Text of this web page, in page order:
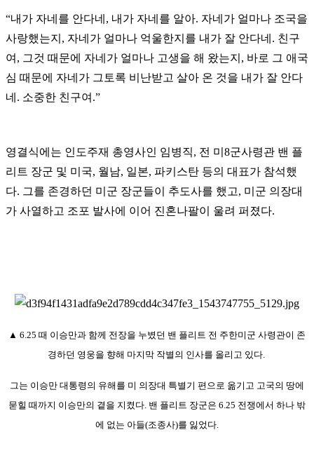
“내가 자네를 안다네, 내가 자네를 알아. 자네가 얼마나 조국을
사랑했는지, 자네가 얼마나 억울한지를 내가 잘 안다네. 친구
여, 그것 때문에 자네가 얼마나 고생을 해 왔는지, 바로 그 애국
심 때문에 자네가 그토록 비난받고 살아 온 것을 내가 잘 안다
네. 소중한 친구여.”
영결식에는 인도주재 총영사인 임병직, 전 미8군사령관 밴 플
리트 장군 및 미국, 월남, 일본, 파키스탄 등의 대표가 참석했
다. 그를 존경하던 미군 장군들이 추도사를 했고, 미군 의장대
가 사열하고 조포 발사에 이어 진혼나팔이 울려 퍼졌다.
▲ 6.25 때 이승만과 함께 전장을 누볐던 밴 플리트 전 주한미군 사령관이 존
경하던 영웅을 향해 마지막 작별의 인사를 올리고 있다.
그는 이승만 대통령의 유해를 미 의장대 특별기 편으로 옮기고 고국의 땅에
묻힐 때까지 이승만의 곁을 지켰다. 밴 플리트 장군은 6.25 전쟁에서 하나 밖
에 없는 아들(조종사)를 잃었다.